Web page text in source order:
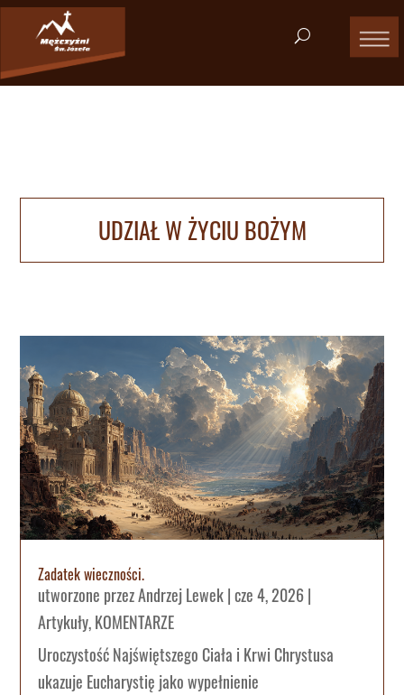
UDZIAŁ W ŻYCIU BOŻYM
Zadatek wieczności.
utworzone przezAndrzej Lewek|cze 4, 2026|
Artykuły,KOMENTARZE
Uroczystość Najświętszego Ciała i Krwi Chrystusa
ukazuje Eucharystię jako wypełnienie